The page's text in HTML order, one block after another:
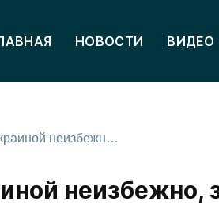
НОВОСТИ ВИДЕО
Примирение с Украиной неизбежно, заявил Путин
неизбежно,